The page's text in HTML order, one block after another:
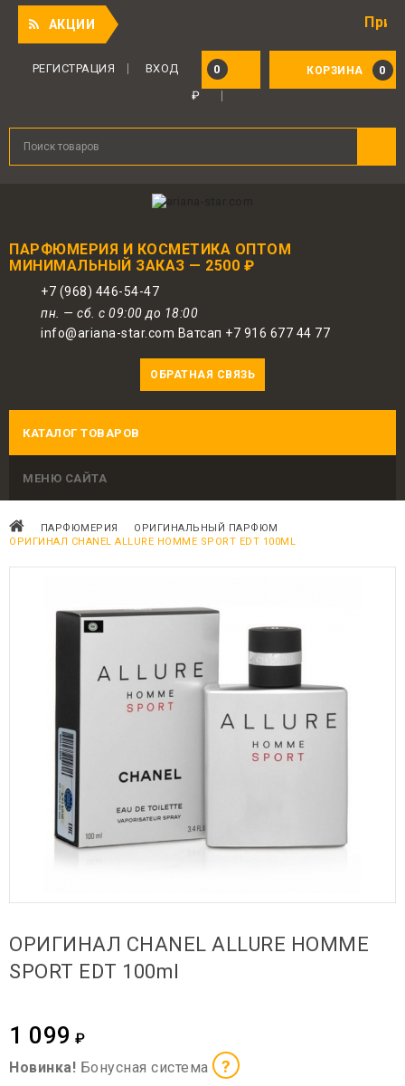
АКЦИИ Приятный
КОРЗИНА 0
0
РЕГИСТРАЦИЯ
ВХОД
₽
ПАРФЮМЕРИЯ И КОСМЕТИКА ОПТОМ
МИНИМАЛЬНЫЙ ЗАКАЗ — 2500 ₽
+7 (968) 446-54-47
пн. — сб. с 09:00 до 18:00
info@ariana-star.com Ватсап +7 916 677 44 77
ОБРАТНАЯ СВЯЗЬ
КАТАЛОГ ТОВАРОВ
МЕНЮ САЙТА
ПАРФЮМЕРИЯ
ОРИГИНАЛЬНЫЙ ПАРФЮМ
ОРИГИНАЛ CHANEL ALLURE HOMME SPORT EDT 100ML
ОРИГИНАЛ CHANEL ALLURE HOMME
SPORT EDT 100ml
1 099 ₽
Новинка! Бонусная система ?
Для авторизованных пользователей
предоставляется 1 бонус за 100 руб.
от совершенной покупки. Бонусами